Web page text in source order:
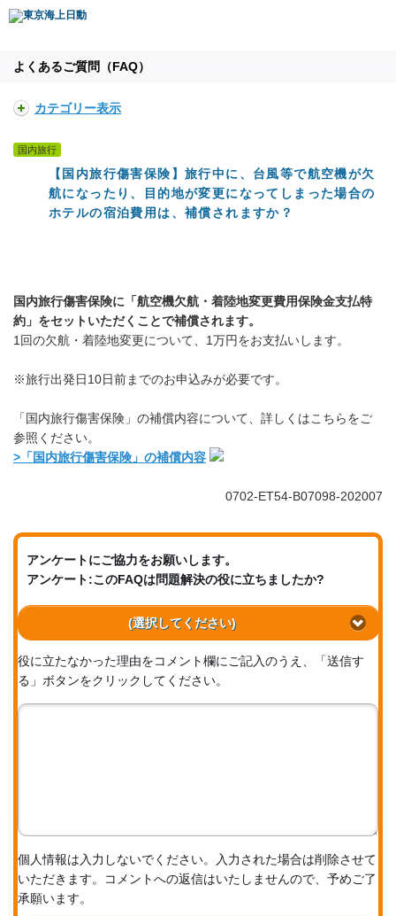
よくあるご質問（FAQ）
カテゴリー表示
国内旅行
【国内旅行傷害保険】旅行中に、台風等で航空機が欠
航になったり、目的地が変更になってしまった場合の
ホテルの宿泊費用は、補償されますか？
国内旅行傷害保険に「航空機欠航・着陸地変更費用保険金支払特
約」をセットいただくことで補償されます。
1回の欠航・着陸地変更について、1万円をお支払いします。
※旅行出発日10日前までのお申込みが必要です。
「国内旅行傷害保険」の補償内容について、詳しくはこちらをご
参照ください。
>「国内旅行傷害保険」の補償内容
0702-ET54-B07098-202007
アンケートにご協力をお願いします。
アンケート:このFAQは問題解決の役に立ちましたか?
(選択してください)
役に立たなかった理由をコメント欄にご記入のうえ、「送信す
る」ボタンをクリックしてください。
個人情報は入力しないでください。入力された場合は削除させて
いただきます。コメントへの返信はいたしませんので、予めご了
承願います。